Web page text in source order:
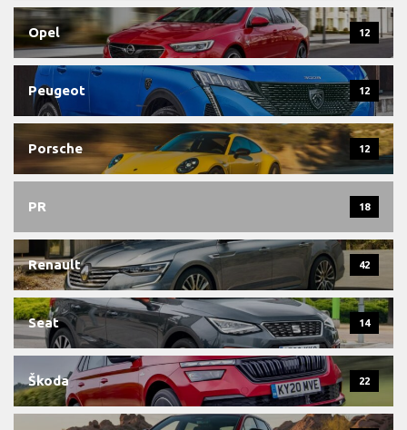
Opel 12
Peugeot 12
Porsche 12
PR 18
Renault 42
Seat 14
Škoda 22